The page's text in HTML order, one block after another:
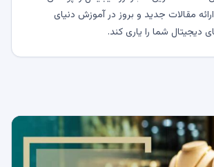
مقالات جدید و بروز در آموزش دنیای
دیجیتال شما را یاری کند.